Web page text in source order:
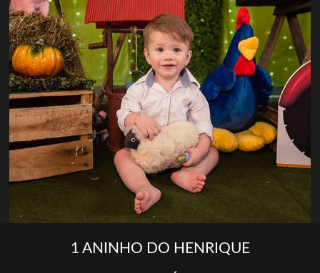
1 ANINHO DO HENRIQUE